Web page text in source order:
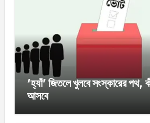
‘হ্যাঁ’ জিতলে খুলবে সংস্কারের পথ,
আসবে